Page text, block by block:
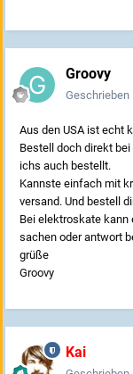
Groovy
Geschrieben
Aus den USA ist echt
Bestell doch direkt
ichs auch bestellt.
Kannste einfach mit
versand. Und bestell
Bei elektroskate kann
sachen oder antwort
grüße
Groovy
Kai